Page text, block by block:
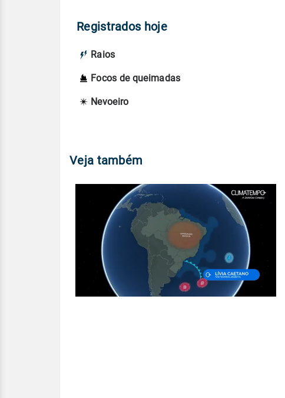
Registrados hoje
Raios
Focos de queimadas
Nevoeiro
Veja também